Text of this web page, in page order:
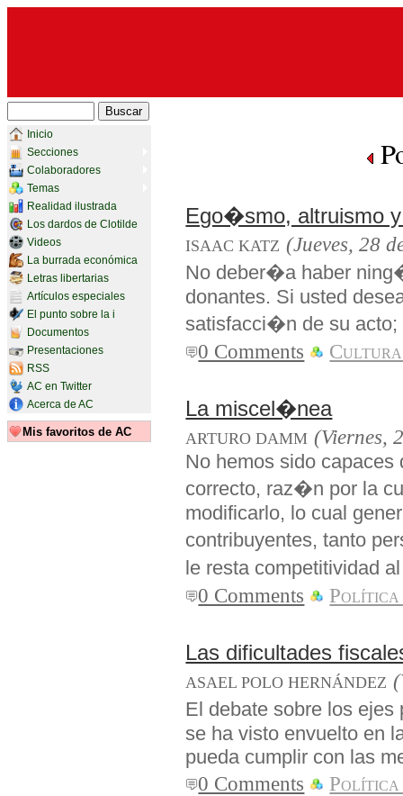
Inicio
Secciones
Colaboradores
Temas
Realidad ilustrada
Los dardos de Clotilde
Videos
La burrada económica
Letras libertarias
Artículos especiales
El punto sobre la i
Documentos
Presentaciones
RSS
AC en Twitter
Acerca de AC
Mis favoritos de AC
Ego�smo, altruismo
ISAAC KATZ (Jueves, 28
No deber�a haber
donantes. Si usted
satisfacci�n de su
0 Comments Cultura
La miscel�nea
ARTURO DAMM (Viernes,
No hemos sido capaces
correcto, raz�n por la
modificarlo, lo cual
contribuyentes, tanto
le resta competitividad
0 Comments
Las dificultades
ASAEL POLO HERNÁNDEZ
El debate sobre los
se ha visto envuelto en
pueda cumplir con las
0 Comments